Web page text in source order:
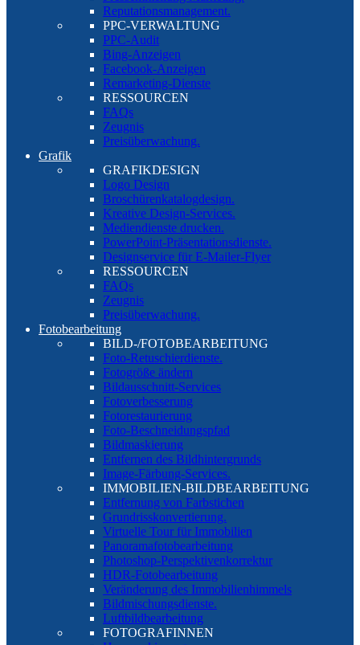
Reputationsmanagement.
PPC-VERWALTUNG
PPC-Audit
Bing-Anzeigen
Facebook-Anzeigen
Remarketing-Dienste
RESSOURCEN
FAQs
Zeugnis
Preisüberwachung.
Grafik
GRAFIKDESIGN
Logo Design
Broschürenkatalogdesign.
Kreative Design-Services.
Mediendienste drucken.
PowerPoint-Präsentationsdienste.
Designservice für E-Mailer-Flyer
RESSOURCEN
FAQs
Zeugnis
Preisüberwachung.
Fotobearbeitung
BILD-/FOTOBEARBEITUNG
Foto-Retuschierdienste.
Fotogröße ändern
Bildausschnitt-Services
Fotoverbesserung
Fotorestaurierung
Foto-Beschneidungspfad
Bildmaskierung
Entfernen des Bildhintergrunds
Image-Färbung-Services.
IMMOBILIEN-BILDBEARBEITUNG
Entfernung von Farbstichen
Grundrisskonvertierung.
Virtuelle Tour für Immobilien
Panoramafotobearbeitung
Photoshop-Perspektivenkorrektur
HDR-Fotobearbeitung
Veränderung des Immobilienhimmels
Bildmischungsdienste.
Luftbildbearbeitung
FOTOGRAFINNEN